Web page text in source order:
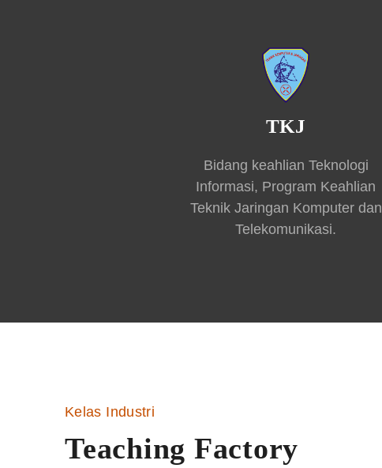
TKJ
Bidang keahlian Teknologi
Informasi, Program Keahlian
Teknik Jaringan Komputer dan
Telekomunikasi.
Kelas Industri
Teaching Factory